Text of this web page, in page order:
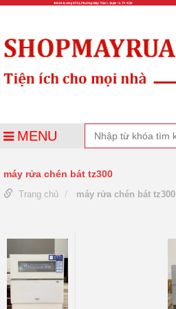
MENU
máy rửa chén bát tz300
Trang chủ máy rửa chén bát tz300